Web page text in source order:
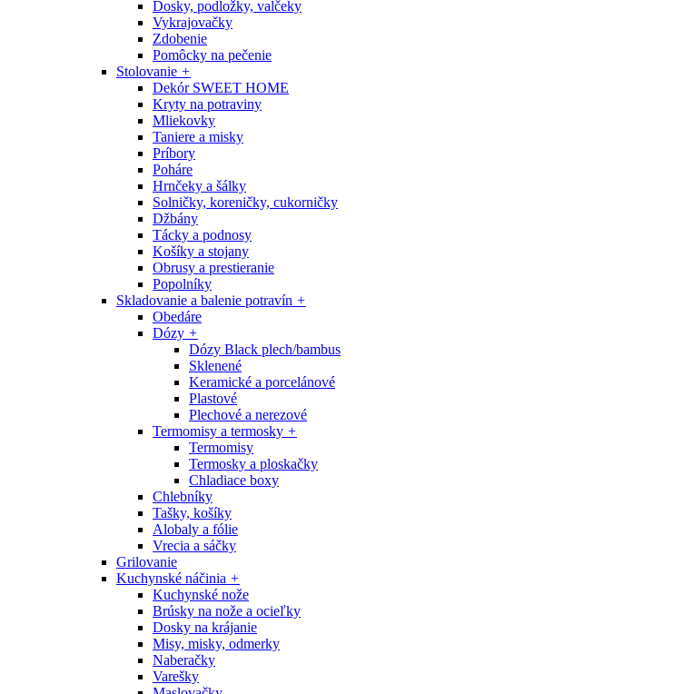
Dosky, podložky, valčeky
Vykrajovačky
Zdobenie
Pomôcky na pečenie
Stolovanie +
Dekór SWEET HOME
Kryty na potraviny
Mliekovky
Taniere a misky
Príbory
Poháre
Hrnčeky a šálky
Solničky, koreničky, cukorničky
Džbány
Tácky a podnosy
Košíky a stojany
Obrusy a prestieranie
Popolníky
Skladovanie a balenie potravín +
Obedáre
Dózy +
Dózy Black plech/bambus
Sklenené
Keramické a porcelánové
Plastové
Plechové a nerezové
Termomisy a termosky +
Termomisy
Termosky a ploskačky
Chladiace boxy
Chlebníky
Tašky, košíky
Alobaly a fólie
Vrecia a sáčky
Grilovanie
Kuchynské náčinia +
Kuchynské nože
Brúsky na nože a ocieľky
Dosky na krájanie
Misy, misky, odmerky
Naberačky
Varešky